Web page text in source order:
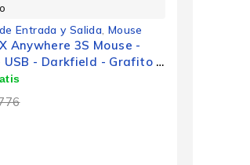
Entrada y Salida Mouse
Anywhere 3S Mouse -
- Darkfield - Grafito -
- Recargable - 8000 dpi -